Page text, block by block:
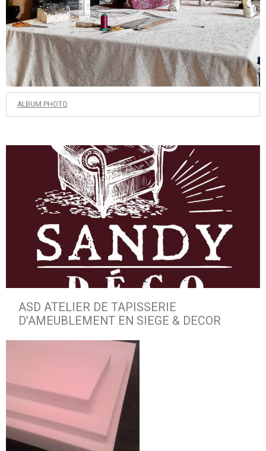
ALBUM PHOTO
ASD ATELIER DE TAPISSERIE
D'AMEUBLEMENT EN SIEGE & DECOR